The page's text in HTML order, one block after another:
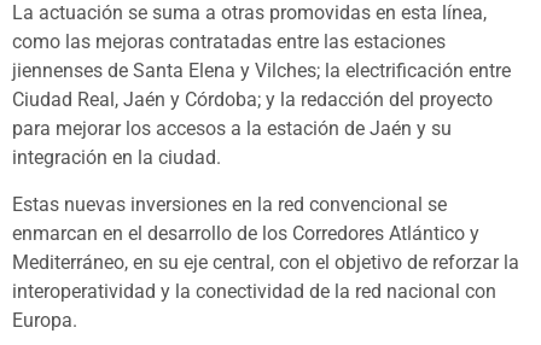
La actuación se suma a otras promovidas en esta línea,
como las mejoras contratadas entre las estaciones
jiennenses de Santa Elena y Vilches; la electrificación entre
Ciudad Real, Jaén y Córdoba; y la redacción del proyecto
para mejorar los accesos a la estación de Jaén y su
integración en la ciudad.
Estas nuevas inversiones en la red convencional se
enmarcan en el desarrollo de los Corredores Atlántico y
Mediterráneo, en su eje central, con el objetivo de reforzar la
interoperatividad y la conectividad de la red nacional con
Europa.